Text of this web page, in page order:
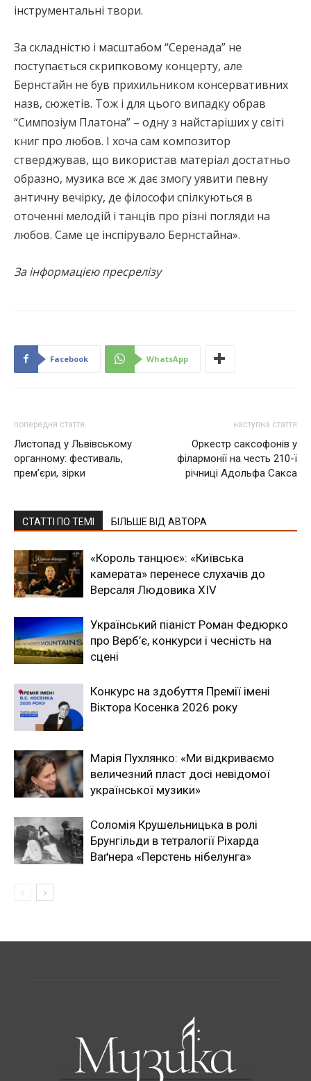
інструментальні твори.
За складністю і масштабом “Серенада” не
поступається скрипковому концерту, але
Бернстайн не був прихильником консервативних
назв, сюжетів. Тож і для цього випадку обрав
“Симпозіум Платона” – одну з найстаріших у світі
книг про любов. І хоча сам композитор
стверджував, що використав матеріал достатньо
образно, музика все ж дає змогу уявити певну
античну вечірку, де філософи спілкуються в
оточенні мелодій і танців про різні погляди на
любов. Саме це інспірувало Бернстайна».
За інформацією пресрелізу
Facebook WhatsApp
попередня стаття
Листопад у Львівському
органному: фестиваль,
премʼєри, зірки
наступна стаття
Оркестр саксофонів у
філармонії на честь 210-ї
річниці Адольфа Сакса
СТАТТІ ПО ТЕМІ БІЛЬШЕ ВІД АВТОРА
«Король танцює»: «Київська
камерата» перенесе слухачів до
Версаля Людовика XIV
Український піаніст Роман Федюрко
про Верб’є, конкурси і чесність на
сцені
Конкурс на здобуття Премії імені
Віктора Косенка 2026 року
Марія Пухлянко: «Ми відкриваємо
величезний пласт досі невідомої
української музики»
Соломія Крушельницька в ролі
Брунгільди в тетралогії Ріхарда
Ваґнера «Перстень нібелунга»